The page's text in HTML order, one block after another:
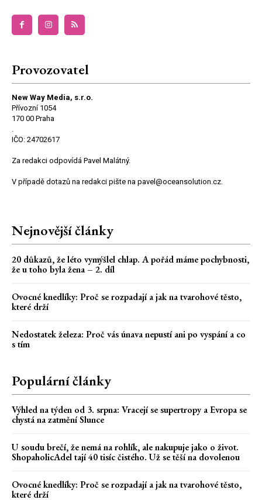
Provozovatel
New Way Media, s.r.o.
Přívozní 1054
170 00 Praha
IČO: 24702617
Za redakci odpovídá Pavel Malátný.
V případě dotazů na redakci pište na pavel@oceansolution.cz.
Nejnovější články
20 důkazů, že léto vymýšlel chlap. A pořád máme pochybnosti,
že u toho byla žena – 2. díl
Ovocné knedlíky: Proč se rozpadají a jak na tvarohové těsto,
které drží
Nedostatek železa: Proč vás únava nepustí ani po vyspání a co
s tím
Populární články
Výhled na týden od 3. srpna: Vracejí se supertropy a Evropa se
chystá na zatmění Slunce
U soudu brečí, že nemá na rohlík, ale nakupuje jako o život.
ShopaholicAdel tají 40 tisíc čistého. Už se těší na dovolenou
Ovocné knedlíky: Proč se rozpadají a jak na tvarohové těsto,
které drží